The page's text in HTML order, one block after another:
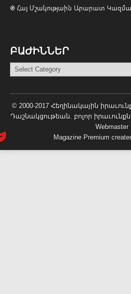
֍ Հայ Մշակությաին Արարատ
ԲԱԺԻՆՆԵՐ
Բաժիններ
© 2000-2017 Հեղինակային
Դաշնակցութեան. բոլոր
Webmaster
Magazine Premium